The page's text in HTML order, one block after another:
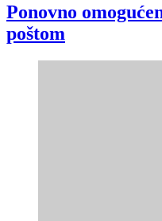
Ponovno
poštom